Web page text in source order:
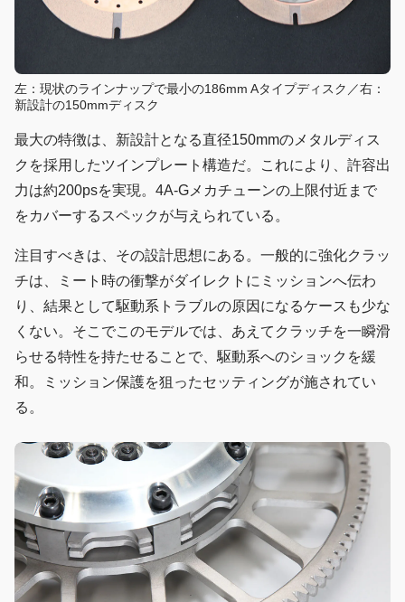
左：現状のラインナップで最小の186mm Aタイプディスク／右：
新設計の150mmディスク
最大の特徴は、新設計となる直径150mmのメタルディス
クを採用したツインプレート構造だ。これにより、許容出
力は約200psを実現。4A-Gメカチューンの上限付近まで
をカバーするスペックが与えられている。
注目すべきは、その設計思想にある。一般的に強化クラッ
チは、ミート時の衝撃がダイレクトにミッションへ伝わ
り、結果として駆動系トラブルの原因になるケースも少な
くない。そこでこのモデルでは、あえてクラッチを一瞬滑
らせる特性を持たせることで、駆動系へのショックを緩
和。ミッション保護を狙ったセッティングが施されてい
る。